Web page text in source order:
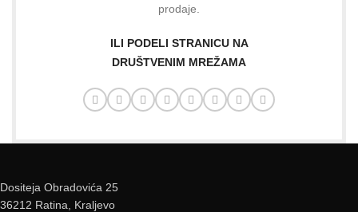
prodaje.
ILI PODELI STRANICU NA
DRUŠTVENIM MREŽAMA
Dositeja Obradovića 25
36212 Ratina, Kraljevo